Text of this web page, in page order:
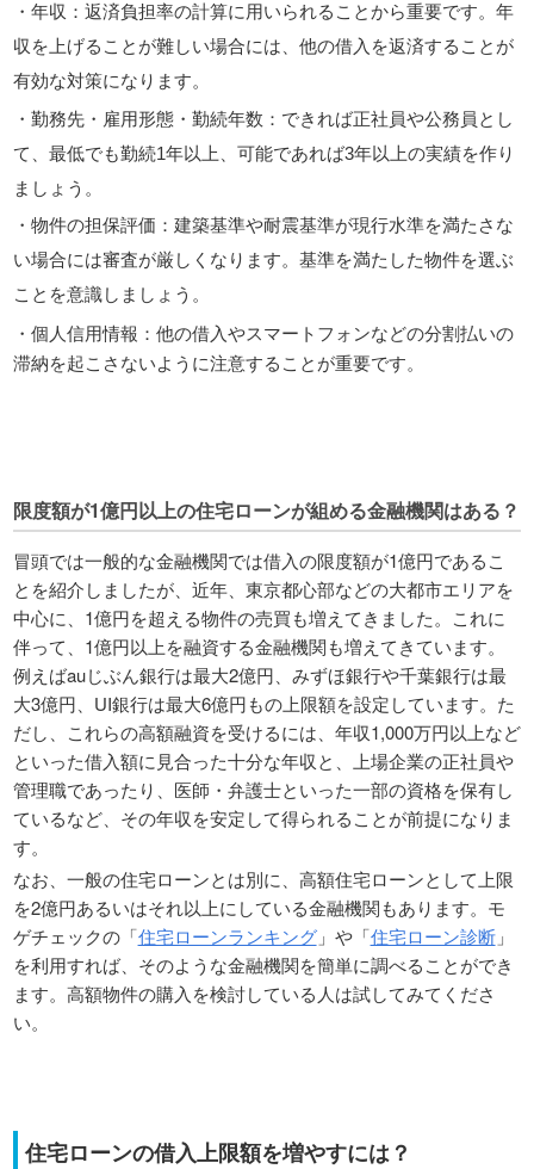
・年収：返済負担率の計算に用いられることから重要です。年
収を上げることが難しい場合には、他の借入を返済することが
有効な対策になります。
・勤務先・雇用形態・勤続年数：できれば正社員や公務員とし
て、最低でも勤続1年以上、可能であれば3年以上の実績を作り
ましょう。
・物件の担保評価：建築基準や耐震基準が現行水準を満たさな
い場合には審査が厳しくなります。基準を満たした物件を選ぶ
ことを意識しましょう。
・個人信用情報：他の借入やスマートフォンなどの分割払いの
滞納を起こさないように注意することが重要です。
限度額が1億円以上の住宅ローンが組める金融機関はある？
冒頭では一般的な金融機関では借入の限度額が1億円であるこ
とを紹介しましたが、近年、東京都心部などの大都市エリアを
中心に、1億円を超える物件の売買も増えてきました。これに
伴って、1億円以上を融資する金融機関も増えてきています。
例えばauじぶん銀行は最大2億円、みずほ銀行や千葉銀行は最
大3億円、UI銀行は最大6億円もの上限額を設定しています。た
だし、これらの高額融資を受けるには、年収1,000万円以上など
といった借入額に見合った十分な年収と、上場企業の正社員や
管理職であったり、医師・弁護士といった一部の資格を保有し
ているなど、その年収を安定して得られることが前提になりま
す。
なお、一般の住宅ローンとは別に、高額住宅ローンとして上限
を2億円あるいはそれ以上にしている金融機関もあります。モ
ゲチェックの「住宅ローンランキング」や「住宅ローン診断」
を利用すれば、そのような金融機関を簡単に調べることができ
ます。高額物件の購入を検討している人は試してみてくださ
い。
住宅ローンの借入上限額を増やすには？